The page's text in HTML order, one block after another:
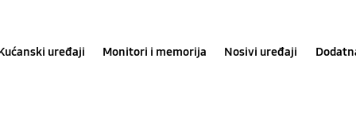
uređaji Monitori i memorija Nosivi uređaji